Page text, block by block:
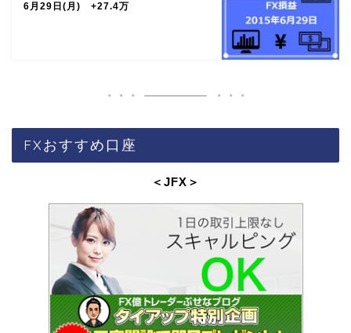
6月29日(月) +27.4万
FXおすすめ口座
＜JFX ＞